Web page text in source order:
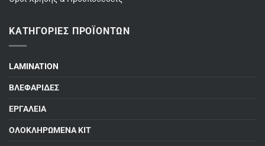
ΚΑΤΗΓΟΡΊΕΣ ΠΡΟΪΌΝΤΩΝ
LAMINATION
ΒΛΕΦΑΡΙΔΕΣ
ΕΡΓΑΛΕΙΑ
ΟΛΟΚΛΗΡΩΜΕΝΑ ΚΙΤ